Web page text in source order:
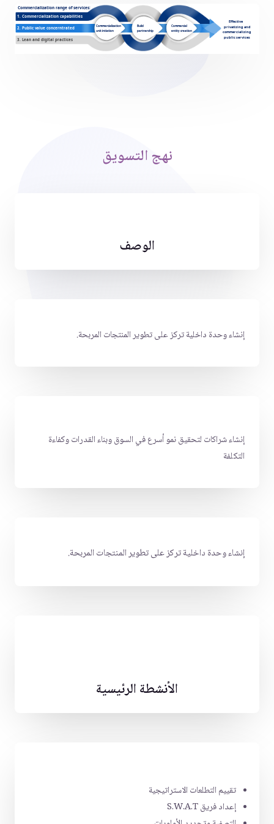
نهج التسويق
الوصف
إنشاء وحدة داخلية تركز على تطوير المنتجات المربحة.
إنشاء شراكات لتحقيق نمو أسرع في السوق وبناء القدرات وكفاءة
التكلفة
إنشاء وحدة داخلية تركز على تطوير المنتجات المربحة.
الأنشطة الرئيسية
تقييم التطلعات الاستراتيجية
إعداد فريق S.W.A.T